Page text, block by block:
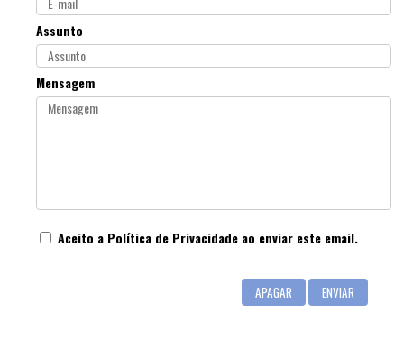
Assunto
Mensagem
Aceito a Política de Privacidade ao enviar este email.